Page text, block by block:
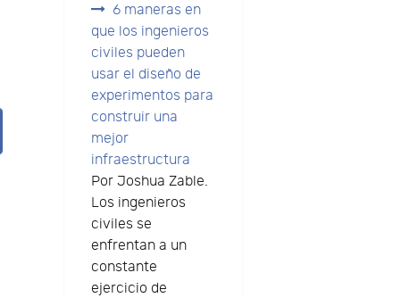
6 maneras en
que los ingenieros
civiles pueden
usar el diseño de
experimentos para
construir una
mejor
infraestructura
Por Joshua Zable.
Los ingenieros
civiles se
enfrentan a un
constante
ejercicio de